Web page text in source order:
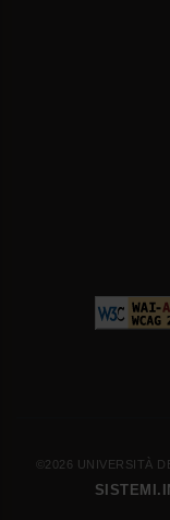
©2026 UNIVERSITÀ